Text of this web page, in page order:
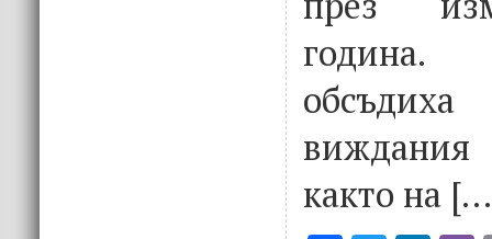
година.
както на